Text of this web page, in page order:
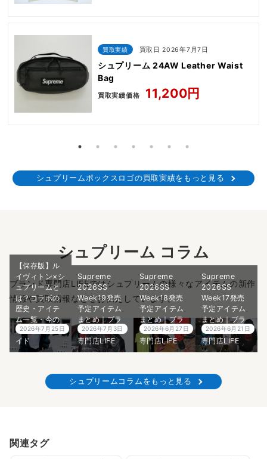
買取実績 買取日 2026年7月7日
シュプリーム 24AW Leather Waist
Bag
買取実績価格 11,200円
シュプリームボックスロゴの買取実績をもっと見る
シュプリーム コラム
ブランド専門店LIFEではシュプリームの様々なアイテムの新作
情報や買取情報などをお伝えしています。
【保存版】ル
イヴィトン×シ
ュプリームと
は？コラボの
歴史・アイテ
ム一覧・今の
価値を徹底ガ
イド
2026年7月25日
Supreme
2026SS
Week19発売
予定アイテム
まとめ｜ブラ
ンド古着買取
専門店LIFE
2026年7月3日
Supreme
2026SS
Week18発売
予定アイテム
まとめ｜ブラ
ンド古着買取
専門店LIFE
2026年6月27日
Supreme
2026SS
Week17発売
予定アイテム
まとめ｜ブラ
ンド古着買取
専門店LIFE
2026年6月21日
シュプリームコラムをもっと見る
関連タグ